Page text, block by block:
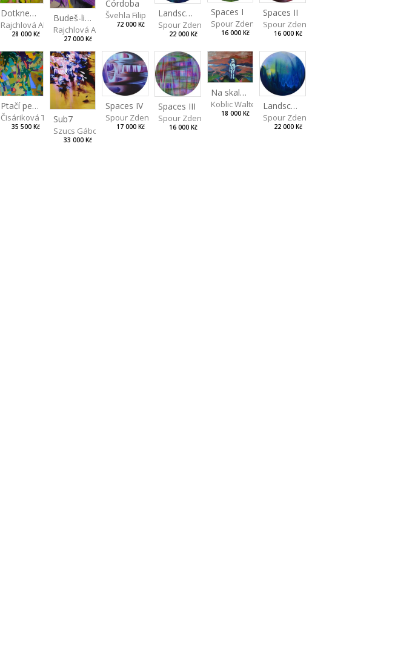
Dotkneš-li se na správném místě
Rajchlová Alžběta
28 000 Kč
Budeš-li se dívat dosti pozorně
Rajchlová Alžběta
27 000 Kč
Córdoba
Švehla Filip
72 000 Kč
Landscape III
Spour Zdeněk
22 000 Kč
Spaces I
Spour Zdeněk
16 000 Kč
Spaces II
Spour Zdeněk
16 000 Kč
Ptačí perspektiva
Čisáriková Táňa
35 500 Kč
Sub7
Szucs Gábor
33 000 Kč
Spaces IV
Spour Zdeněk
17 000 Kč
Spaces III
Spour Zdeněk
16 000 Kč
Na skalách
Koblic Walterová Martina
18 000 Kč
Landscape II
Spour Zdeněk
22 000 Kč